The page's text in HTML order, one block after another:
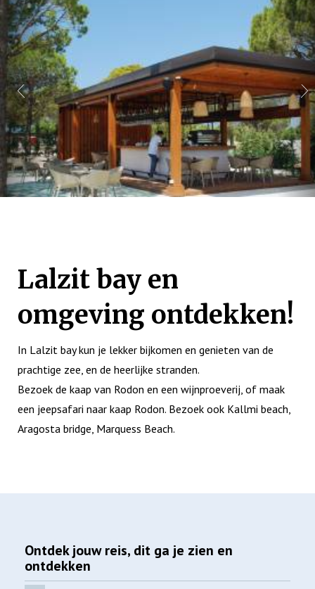
Lalzit bay en
omgeving ontdekken!
In Lalzit bay kun je lekker bijkomen en genieten van de
prachtige zee, en de heerlijke stranden.
Bezoek de kaap van Rodon en een wijnproeverij, of maak
een jeepsafari naar kaap Rodon. Bezoek ook Kallmi beach,
Aragosta bridge, Marquess Beach.
Ontdek jouw reis, dit ga je zien en
ontdekken